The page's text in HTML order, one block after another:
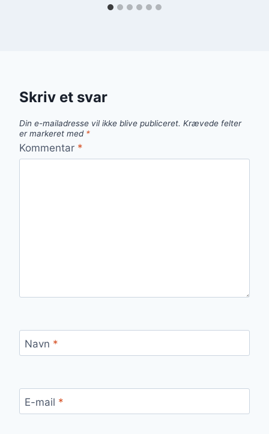
Skriv et svar
Din e-mailadresse vil ikke blive publiceret. Krævede felter
er markeret med *
Kommentar *
Navn *
E-mail *